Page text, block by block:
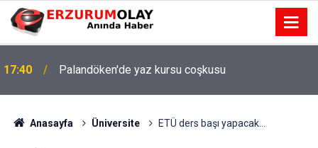
17:40 Palandöken'de yaz kursu coşkusu
Anasayfa Üniversite ETÜ ders başı yapacak...